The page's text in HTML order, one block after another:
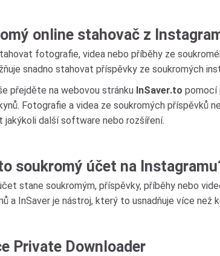
online stahovač z
fotografie, videa nebo příběhy ze
snadno stahovat příspěvky ze soukromých
přejděte na webovou stránku InSaver.to pomocí
Fotografie a videa ze soukromých příspěvků
jakýkoli další software nebo rozšíření.
soukromý účet na
stane soukromým, příspěvky, příběhy nebo
a InSaver je nástroj, který to usnadňuje více než
Private Downloader